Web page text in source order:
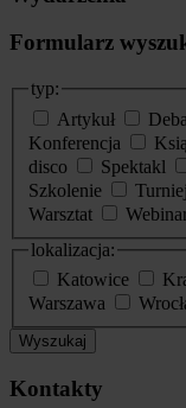
Formularz
typ:
Artykuł
Konferencja
disco
Spektakl
Szkolenie
Warsztat
lokalizacja:
Katowice
Warszawa
Wyszukaj
Kontakty